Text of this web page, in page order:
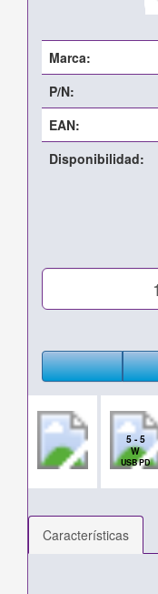
Marca:
P/N:
EAN:
Disponibilidad:
5 - 5
W
USB PD
Características